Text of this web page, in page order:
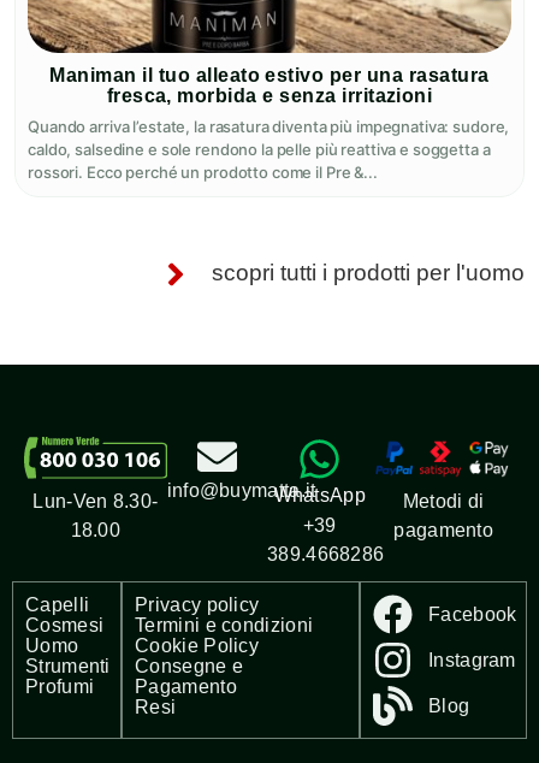
Maniman il tuo alleato estivo per una rasatura
fresca, morbida e senza irritazioni
Quando arriva l’estate, la rasatura diventa più impegnativa: sudore,
caldo, salsedine e sole rendono la pelle più reattiva e soggetta a
rossori. Ecco perché un prodotto come il Pre &...
scopri tutti i prodotti per l'uomo
Lun-Ven 8.30-
18.00
info@buymatta.itWhatsApp
+39
389.4668286
Metodi di
pagamento
Capelli
Cosmesi
Uomo
Strumenti
Profumi
Privacy policy
Termini e condizioni
Cookie Policy
Consegne e
Pagamento
Resi
Facebook
Instagram
Blog